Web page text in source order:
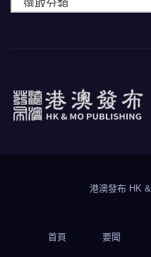
港澳發布 HK
首頁 要聞